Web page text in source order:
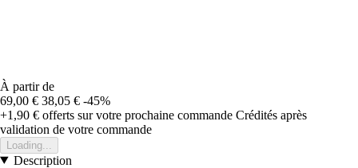
À partir de
69,00 € 38,05 € -45%
+1,90 € offerts sur votre prochaine commande Crédités après
validation de votre commande
Loading...
Description